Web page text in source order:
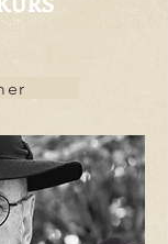
2026
| Växjö